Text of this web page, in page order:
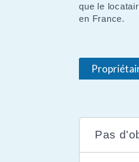
que le
en France.
Pas